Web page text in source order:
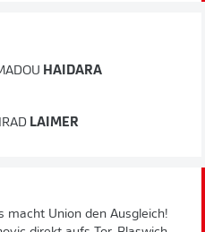
HAIDARA
LAIMER
macht Union den Ausgleich!